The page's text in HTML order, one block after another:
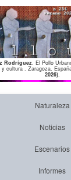
Rodríguez. El Pollo
cultura . Zaragoza.
2026).
Naturaleza
Noticias
Escenarios
Informes